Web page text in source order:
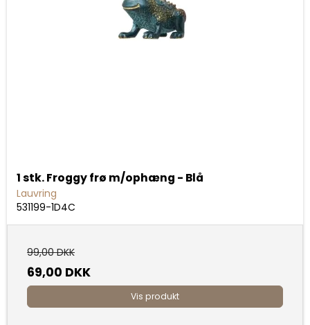
1 stk. Froggy frø m/ophæng - Blå
Lauvring
531199-1D4C
99,00 DKK
69,00 DKK
Vis produkt